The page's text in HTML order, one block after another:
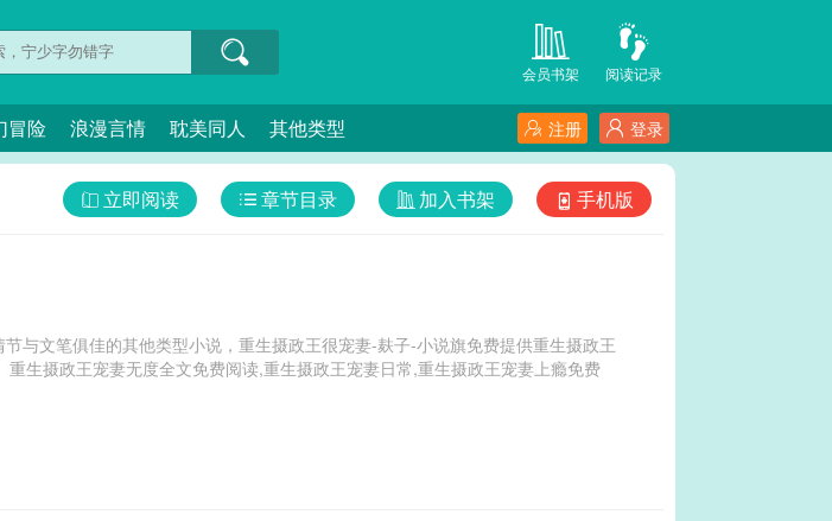
阅读记录
会员书架
冒险 浪漫言情 耽美同人 其他类型 登录
注册
手机版
加入书架
章节目录
立即阅读
与文笔俱佳的其他类型小说，重生摄政王很宠妻-麸子-小说旗免费提供重生摄政王